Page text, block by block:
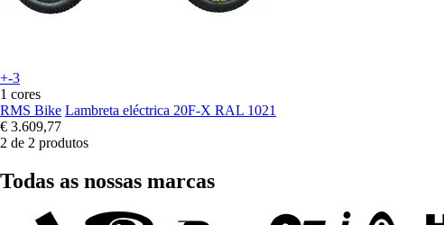
+-3
1 cores
RMS Bike Lambreta eléctrica 20F-X RAL 1021
€ 3.609,77
2 de 2 produtos
Todas as nossas marcas